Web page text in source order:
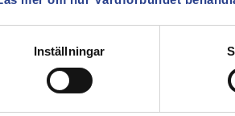
Inställningar
och tjänstemännen på flera
framfört kring att vi anser att